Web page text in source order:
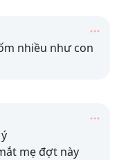
nhiều như con
mẹ đợt này